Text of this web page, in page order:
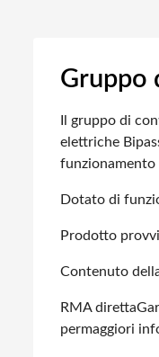
Gruppo
Il gruppo di
elettriche
Dotato di
Prodotto
Contenuto
RMA diretta
permaggiori